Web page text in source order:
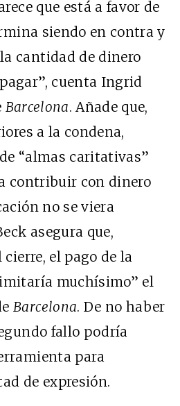
que está a favor de
siendo en contra y
cantidad de dinero
cuenta Ingrid
Barcelona. Añade que,
a la condena,
“almas caritativas”
contribuir con dinero
no se viera
asegura que,
el pago de la
muchísimo” el
Barcelona. De no haber
fallo podría
para
de expresión.